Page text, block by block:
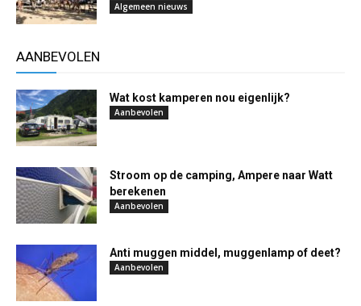
Algemeen nieuws
AANBEVOLEN
Wat kost kamperen nou eigenlijk?
Aanbevolen
Stroom op de camping, Ampere naar Watt
berekenen
Aanbevolen
Anti muggen middel, muggenlamp of deet?
Aanbevolen